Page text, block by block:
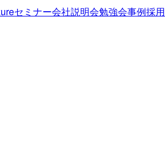
セミナー会社説明会勉強会事例採用